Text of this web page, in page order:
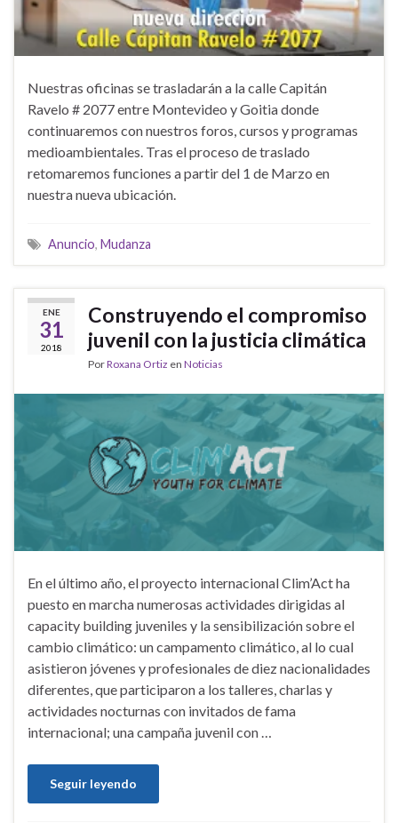
Nuestras oficinas se trasladarán a la calle Capitán
Ravelo # 2077 entre Montevideo y Goitia donde
continuaremos con nuestros foros, cursos y programas
medioambientales. Tras el proceso de traslado
retomaremos funciones a partir del 1 de Marzo en
nuestra nueva ubicación.
Anuncio, Mudanza
ENE
31
2018
Construyendo el compromiso
juvenil con la justicia climática
PorRoxana Ortiz en Noticias
En el último año, el proyecto internacional Clim’Act ha
puesto en marcha numerosas actividades dirigidas al
capacity building juveniles y la sensibilización sobre el
cambio climático: un campamento climático, al lo cual
asistieron jóvenes y profesionales de diez nacionalidades
diferentes, que participaron a los talleres, charlas y
actividades nocturnas con invitados de fama
internacional; una campaña juvenil con …
Seguir leyendo